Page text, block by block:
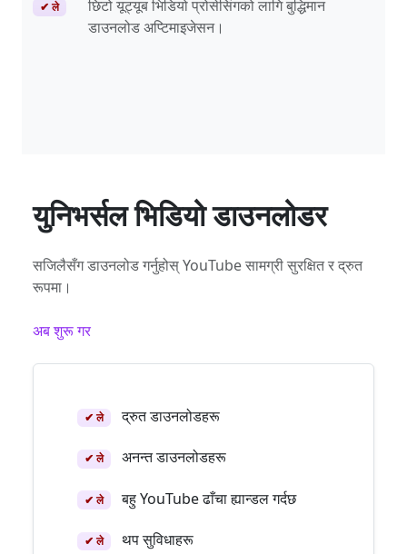
✔ ले
छिटो यूट्यूब भिडियो प्रोसेसिंगको लागि बुद्धिमान
डाउनलोड अप्टिमाइजेसन।
युनिभर्सल भिडियो डाउनलोडर
सजिलैसँग डाउनलोड गर्नुहोस् YouTube सामग्री सुरक्षित र द्रुत
रूपमा।
अब शुरू गर
✔ ले द्रुत डाउनलोडहरू
✔ ले अनन्त डाउनलोडहरू
✔ ले बहु YouTube ढाँचा ह्यान्डल गर्दछ
✔ ले थप सुविधाहरू